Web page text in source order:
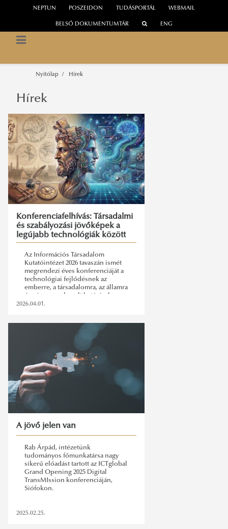
WEBMAIL
NEPTUN POSZEIDON TUDÁSPORTÁL
BELSŐ DOKUMENTUMTÁR ENG
Nyitólap Hírek
Hírek
Konferenciafelhívás: Társadalmi
és szabályozási jövőképek a
legújabb technológiák között
Az Információs Társadalom
Kutatóintézet 2026 tavaszán ismét
megrendezi éves konferenciáját a
technológiai fejlődésnek az
emberre, a társadalomra, az államra
és a jogra gyakorolt hatásával
összefüggő témák megvitatására.
2026.04.01.
A jövő jelen van
Rab Árpád, intézetünk
tudományos főmunkatársa nagy
sikerű előadást tartott az ICTglobal
Grand Opening 2025 Digital
TransMIssion konferenciáján,
Siófokon.
2025.02.25.